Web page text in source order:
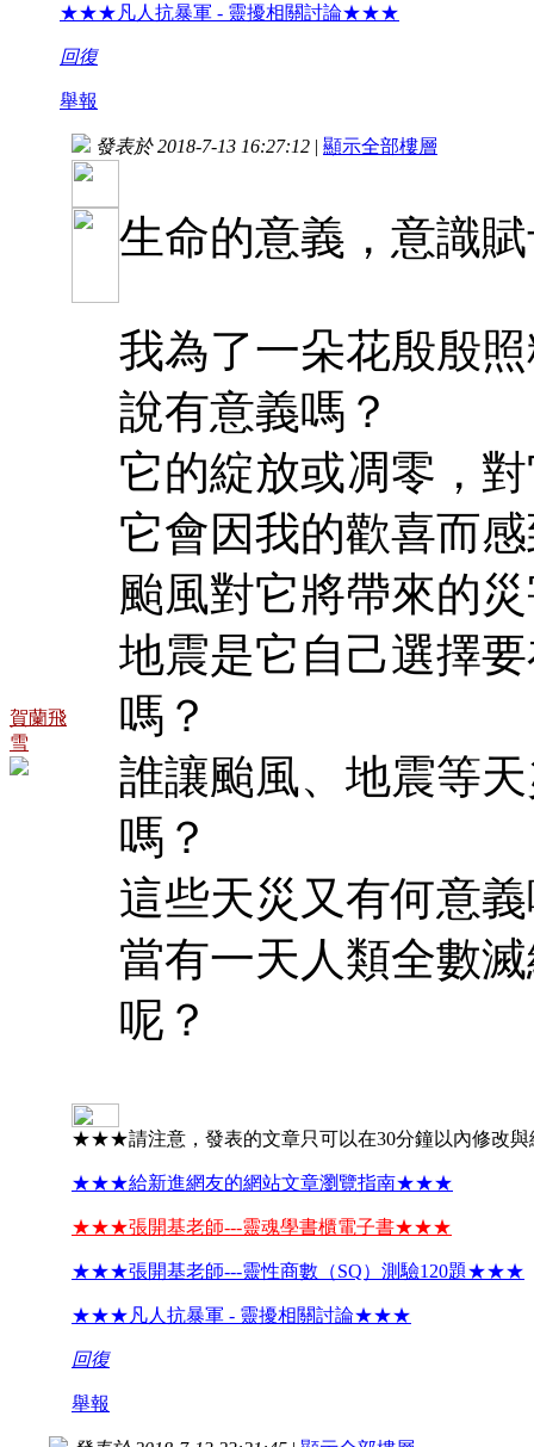
★★★凡人抗暴軍 - 靈擾相關討論★★★
回復
舉報
賀蘭飛
雪
發表於 2018-7-13 16:27:12 | 顯示全部樓層
生命的意義，意識
我為了一朵花殷殷
說有意義嗎？
它的綻放或凋零，
它會因我的歡喜而
颱風對它將帶來的
地震是它自己選擇
嗎？
誰讓颱風、地震等
嗎？
這些天災又有何意
當有一天人類全數
呢？
★★★請注意，發表的文章只可以在30分鐘以內修改
★★★給新進網友的網站文章瀏覽指南★★★
★★★張開基老師---靈魂學書櫃電子書★★★
★★★張開基老師---靈性商數（SQ）測驗120題★★★
★★★凡人抗暴軍 - 靈擾相關討論★★★
回復
舉報